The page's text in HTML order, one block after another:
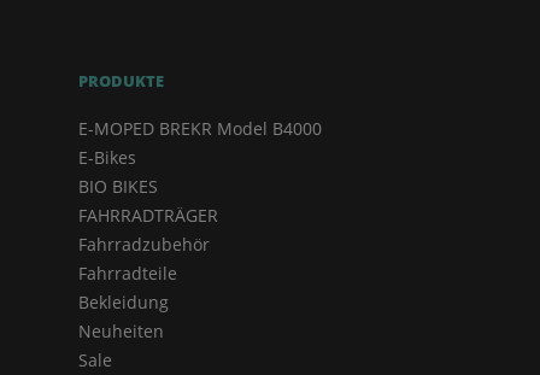
PRODUKTE
E-MOPED BREKR Model B4000
E-Bikes
BIO BIKES
FAHRRADTRÄGER
Fahrradzubehör
Fahrradteile
Bekleidung
Neuheiten
Sale